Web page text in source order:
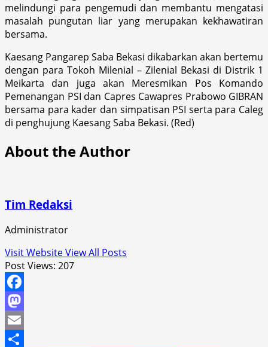
melindungi para pengemudi dan membantu mengatasi
masalah pungutan liar yang merupakan kekhawatiran
bersama.
Kaesang Pangarep Saba Bekasi dikabarkan akan bertemu
dengan para Tokoh Milenial – Zilenial Bekasi di Distrik 1
Meikarta dan juga akan Meresmikan Pos Komando
Pemenangan PSI dan Capres Cawapres Prabowo GIBRAN
bersama para kader dan simpatisan PSI serta para Caleg
di penghujung Kaesang Saba Bekasi. (Red)
About the Author
Tim Redaksi
Administrator
Visit WebsiteView All Posts
Post Views: 207
Facebook
Mastodon
Email